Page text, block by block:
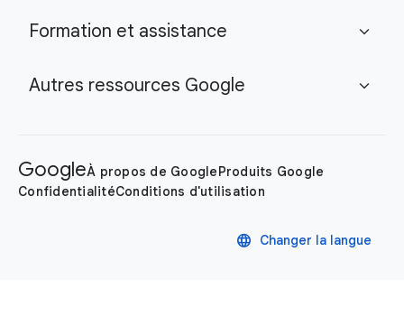
Formation et assistance expand_more
Autres ressources Google expand_more
GoogleÀ propos de GoogleProduits Google
ConfidentialitéConditions d'utilisation
language Changer la langue